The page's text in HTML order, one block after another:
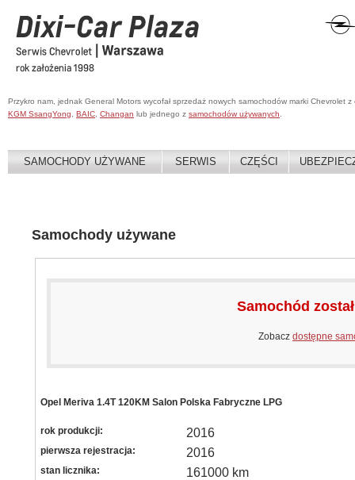
Przykro nam, jednak General Motors wycofał sprzedaż nowych samochodów marki Chevrolet
KGM SsangYong
BAIC Changan lub jednego z samochodów używanych
SAMOCHODY UŻYWANE SERWIS CZĘŚCI
Samochody używane
Samochód
Zobacz dostępne
Opel Meriva 1.4T 120KM Salon Polska Fabryczne LPG
rok produkcji: 2016
pierwsza rejestracja: 2016
stan licznika: 161000 km